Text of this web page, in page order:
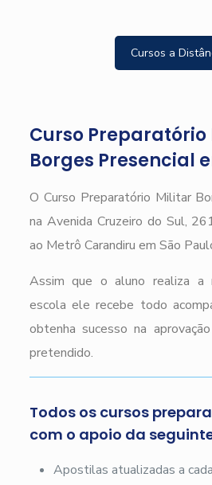
Cursos a
Curso
Borges Presencial
O Curso Preparatório Militar
na Avenida Cruzeiro do Sul,
ao Metrô Carandiru em São
Assim que o aluno realiza a
escola ele recebe todo
obtenha sucesso na
pretendido.
Todos os cursos
com o apoio da
Apostilas atualizadas a